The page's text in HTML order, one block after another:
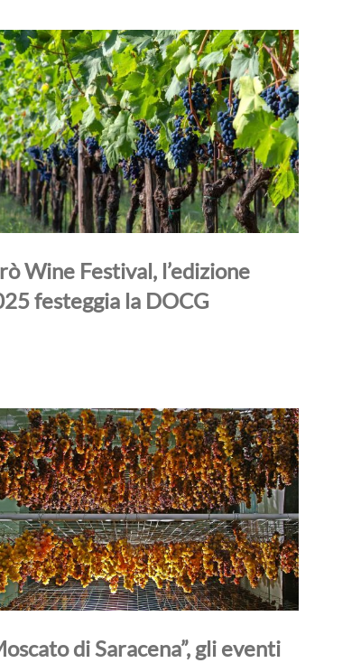
Wine Festival, l’edizione
festeggia la DOCG
di Saracena”, gli eventi